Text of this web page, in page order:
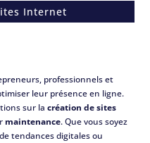
Internet
professionnels et
leur présence en ligne.
sur lacréation de sites
maintenance. Que vous soyez
tendances digitales ou